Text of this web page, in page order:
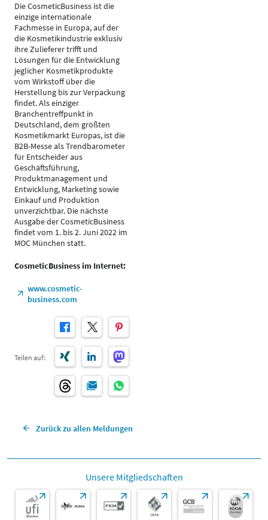
Die CosmeticBusiness ist die
einzige internationale
Fachmesse in Europa, auf der
die Kosmetikindustrie exklusiv
ihre Zulieferer trifft und
Lösungen für die Entwicklung
jeglicher Kosmetikprodukte
vom Wirkstoff über die
Herstellung bis zur Verpackung
findet. Als einziger
Branchentreffpunkt in
Deutschland, dem größten
Kosmetikmarkt Europas, ist die
B2B-Messe als Trendbarometer
für Entscheider aus
Geschäftsführung,
Produktmanagement und
Entwicklung, Marketing sowie
Einkauf und Produktion
unverzichtbar. Die nächste
Ausgabe der CosmeticBusiness
findet vom 1. bis 2. Juni 2022 im
MOC München statt.
CosmeticBusiness im Internet:
www.cosmetic-
business.com
Teilen auf:
Zurück zu allen Meldungen
Unsere Mitgliedschaften